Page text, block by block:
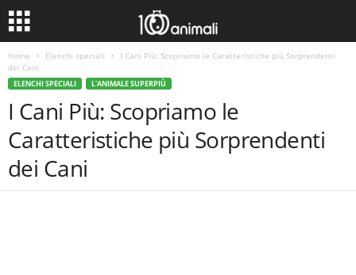
Home Elenchi speciali
I Cani Più: Scopriamo le Caratteristiche più Sorprendenti
dei Cani
ELENCHI SPECIALI L'ANIMALE SUPERPIÙ
I Cani Più: Scopriamo le
Caratteristiche più Sorprendenti
dei Cani